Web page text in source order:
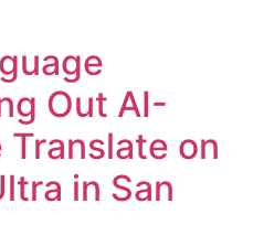
Out AI-
Translate on
in San